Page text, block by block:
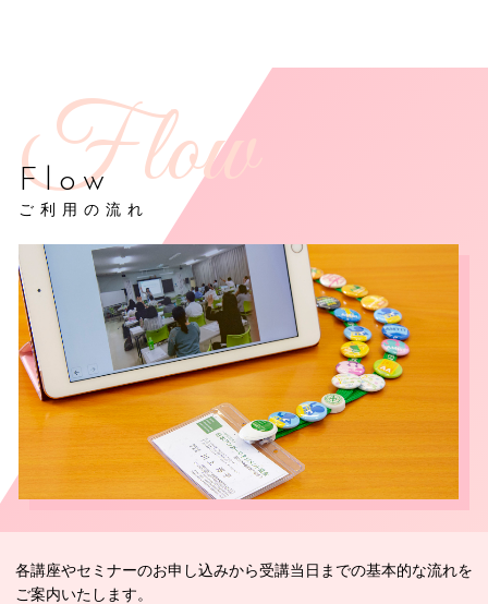
Flow
ご利用の流れ
各講座やセミナーのお申し込みから受講当日までの基本的な流れを
ご案内いたします。